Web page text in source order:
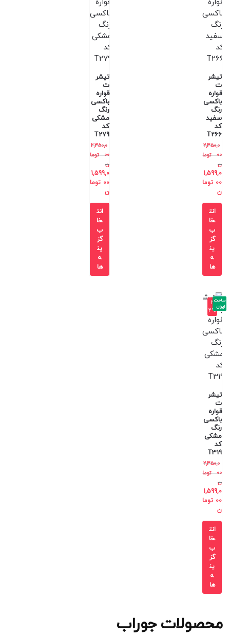
تیشر
ت
قواره
باکسی
رنگ
سفید
کد
T266
2,350,0
00
توما
ن
1,599,0
00 توما
ن
انت
خا
ب
گز
ین
ه
ها
تیشر
ت
قواره
باکسی
رنگ
مشکی
کد
T279
2,350,0
00
توما
ن
1,599,0
00 توما
ن
انت
خا
ب
گز
ین
ه
ها
-3
2%
تیشر
ت
قواره
باکسی
رنگ
مشکی
کد
T319
2,350,0
00
توما
ن
1,599,0
00 توما
ن
ساخت
ایران
انت
خا
ب
گز
ین
ه
ها
محصولات جوراب